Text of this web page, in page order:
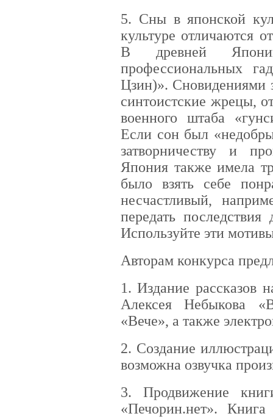
5. Сны в японской
культуре отличаются
В древней
профессиональных
Цзин)». Сновидениями
синтоистские жрецы,
военного штаба
Если сон был
затворничеству и
Япония также имела
было взять себе
несчастливый,
передать
Используйте эти
Авторам конкурса
1. Издание рассказов
Алексея Небыкова
«Вече», а также
2. Создание
возможна озвучка
3. Продвижение
«Печорин.нет».